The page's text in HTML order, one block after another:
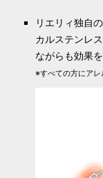
リエリィ独自
カルステンレ
ながらも効果
※すべての方にアレ